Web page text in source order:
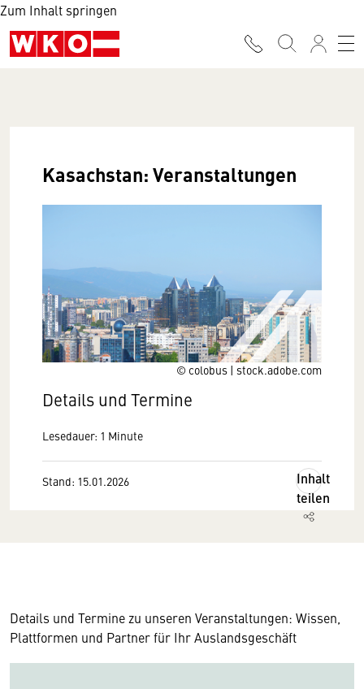
Zum Inhalt springen
© colobus | stock.adobe.com
Kasachstan: Veranstaltungen
Details und Termine
Lesedauer: 1 Minute
Stand: 15.01.2026
Inhalt
teilen
Details und Termine zu unseren Veranstaltungen: Wissen,
Plattformen und Partner für Ihr Auslandsgeschäft